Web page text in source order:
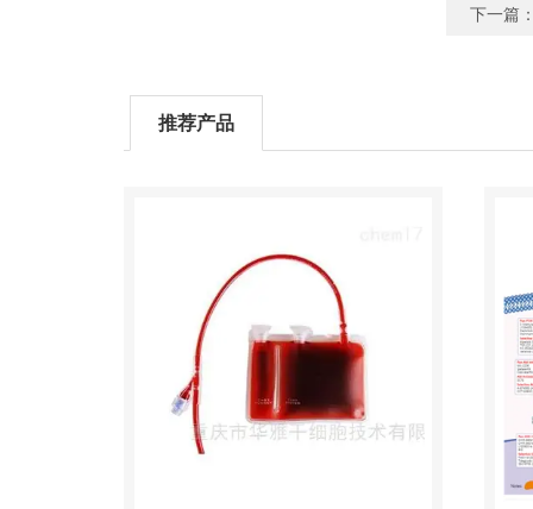
下一篇
推荐产品